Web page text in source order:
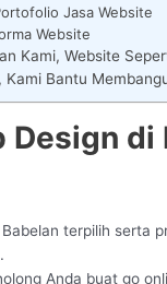
Jasa Website
Website
Kami, Website
Kami Bantu
Design di
terpilih serta
Anda buat go